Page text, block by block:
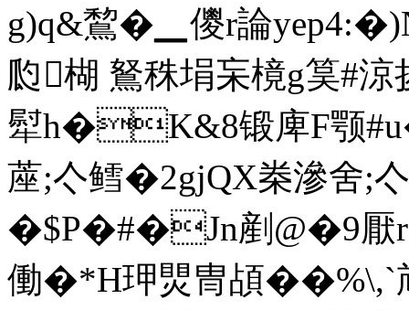
g)q&鵹�▁儍r論
瓝楜 鴑秼埍杗樈g筽#
犚h�K&8锻庳F颚
蓙;亽鳕�2gjQX桊滲舍;
�$P�#�Jn剷@�9厭
働�*H玾煛冑頕